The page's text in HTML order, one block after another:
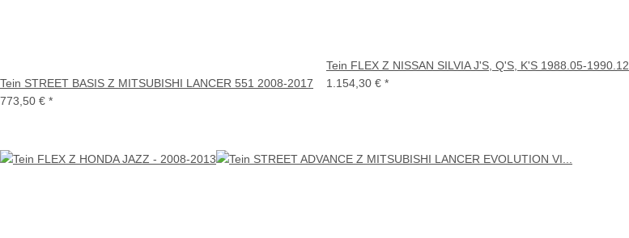
Tein STREET BASIS Z MITSUBISHI LANCER 551 2008-2017
773,50 € *
Tein FLEX Z NISSAN SILVIA J'S, Q'S, K'S 1988.05-1990.12
1.154,30 € *